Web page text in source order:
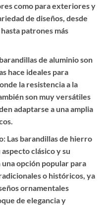
como para exteriores y
de diseños, desde
patrones más
de aluminio son
hace ideales para
la resistencia a la
son muy versátiles
adaptarse a una amplia
Las barandillas de hierro
clásico y su
opción popular para
o históricos, ya
ornamentales
de elegancia y